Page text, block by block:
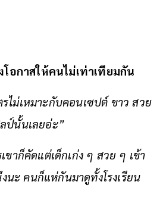
โอกาสให้คนไม่เท่าเทียมกัน
รไม่เหมาะกับคอนเซปต์ ขาว สวย
ป์นั้นเลยอ่ะ”
าก็คัดแต่เด็กเก่ง ๆ สวย ๆ เข้า
นะ คนก็แห่กันมาดูทั้งโรงเรียน